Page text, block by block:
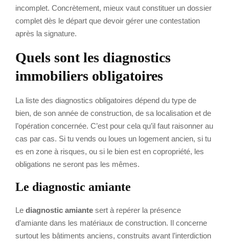
incomplet. Concrètement, mieux vaut constituer un dossier
complet dès le départ que devoir gérer une contestation
après la signature.
Quels sont les diagnostics
immobiliers obligatoires
La liste des diagnostics obligatoires dépend du type de
bien, de son année de construction, de sa localisation et de
l’opération concernée. C’est pour cela qu’il faut raisonner au
cas par cas. Si tu vends ou loues un logement ancien, si tu
es en zone à risques, ou si le bien est en copropriété, les
obligations ne seront pas les mêmes.
Le diagnostic amiante
Le diagnostic amiante sert à repérer la présence
d’amiante dans les matériaux de construction. Il concerne
surtout les bâtiments anciens, construits avant l’interdiction